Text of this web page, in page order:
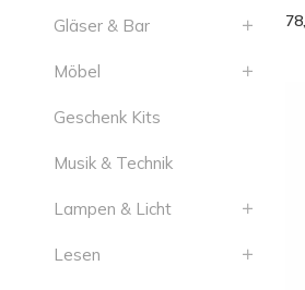
Gläser & Bar
Möbel
Geschenk Kits
Musik & Technik
Lampen & Licht
Lesen